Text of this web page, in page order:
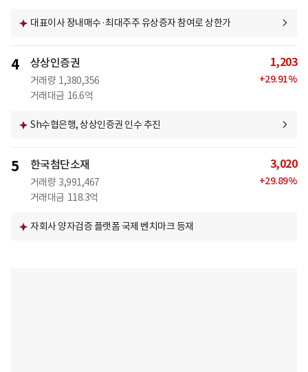
대표이사 장내매수·최대주주 유상증자 참여로 상한가
4 상상인증권
거래량 1,380,356
거래대금 16.6억
1,203
+29.91%
Sh수협은행, 상상인증권 인수 추진
5 한국첨단소재
거래량 3,991,467
거래대금 118.3억
3,020
+29.89%
자회사 양자검증 플랫폼 국제 벤치마크 등재